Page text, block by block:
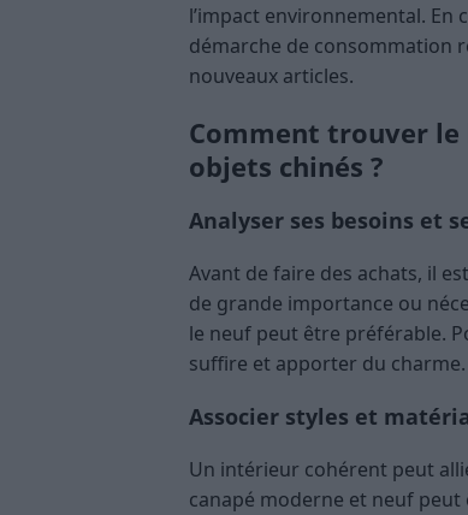
l’impact environnemental. En
démarche de consommation
nouveaux articles.
Comment trouver
objets chinés ?
Analyser ses besoins et
Avant de faire des achats, il
de grande importance ou
le neuf peut être préférable.
suffire et apporter du charme.
Associer styles et
Un intérieur cohérent peut
canapé moderne et neuf